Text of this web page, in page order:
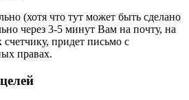
(хотя что тут может быть сделано
через 3-5 минут Вам на почту, на
придет письмо с
правах.